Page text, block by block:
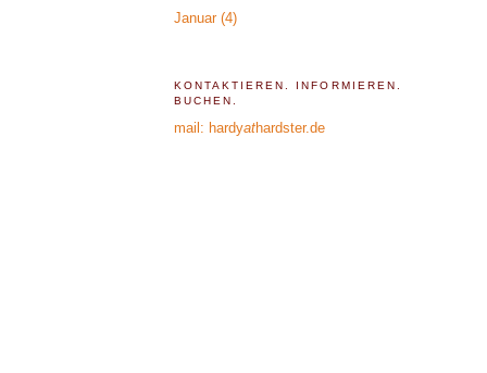
Januar (4)
KONTAKTIEREN. INFORMIEREN.
BUCHEN.
mail: hardyathardster.de